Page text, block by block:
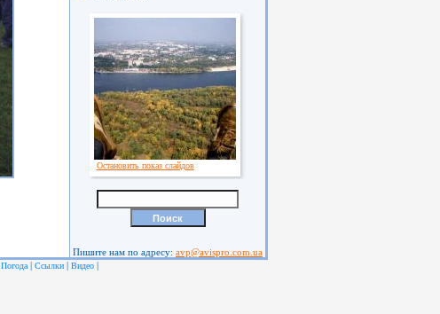
Остановить показ слайдов
Пишите нам по адресу: avp@avispro.com.ua
Погода | Ссылки | Видео |